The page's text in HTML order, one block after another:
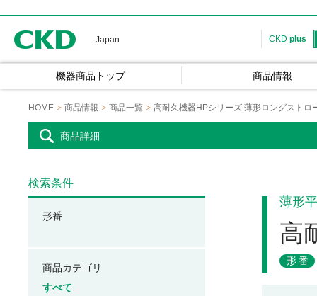
Japan CKD plus
機器商品トップ 商品情報
HOME 商品情報 商品一覧 高耐久機器HPシリーズ 薄形ロングストロ
商品詳細
薄形
高
形番
検索条件
形番
商品カテゴリ
すべて